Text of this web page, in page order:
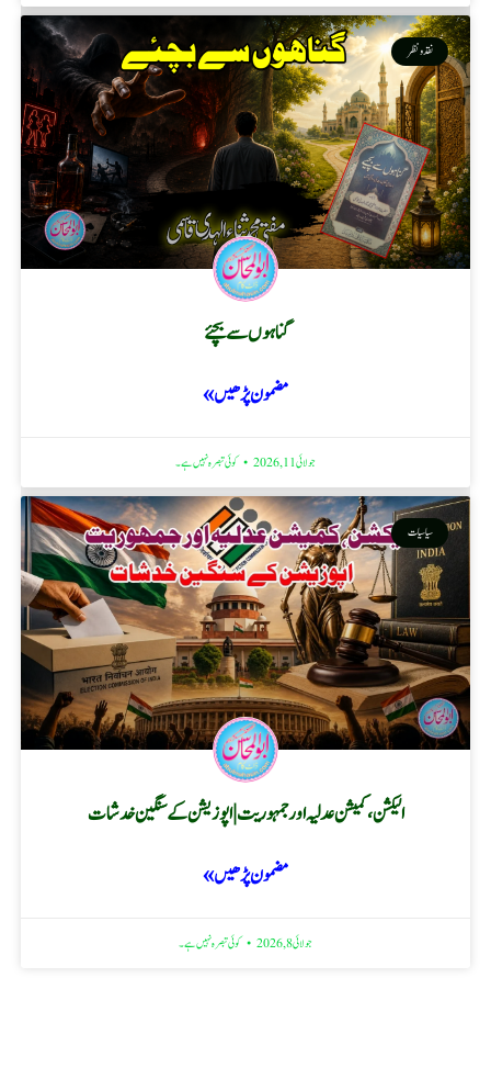
نقد ونظر
گناہوں سے بچئے
مضمون پڑھیں »
جولائی 11, 2026 کوئی تبصرہ نہیں ہے۔
سیاسیات
الیکشن، کمیشن عدلیہ اور جمہوریت | اپوزیشن کے سنگین خدشات
مضمون پڑھیں »
جولائی 8, 2026 کوئی تبصرہ نہیں ہے۔